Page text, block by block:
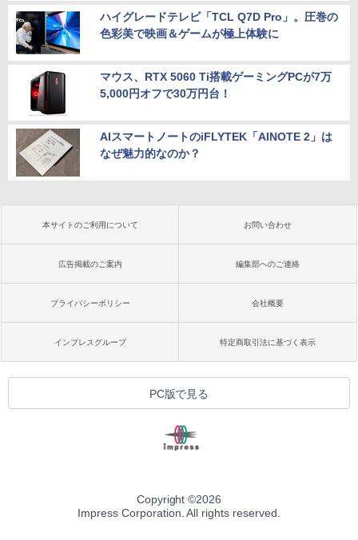
ハイグレードテレビ「TCL Q7D Pro」。圧巻の
色彩美で映画＆ゲームが極上体験に
マウス、RTX 5060 Ti搭載ゲーミングPCが7万
5,000円オフで30万円台！
AIスマートノートのiFLYTEK「AINOTE 2」は
なぜ魅力的なのか？
本サイトのご利用について お問い合わせ
広告掲載のご案内 編集部へのご連絡
プライバシーポリシー 会社概要
インプレスグループ 特定商取引法に基づく表示
PC版で見る
Copyright ©2026
Impress Corporation. All rights reserved.